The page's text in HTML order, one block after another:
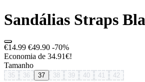
Sandálias Straps
€14.99 €49.90 -70%
Economia de 34.91€!
Tamanho
35 36 37 38 39 40 41 42